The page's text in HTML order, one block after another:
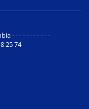
- - - - - - - - - - -
25 74